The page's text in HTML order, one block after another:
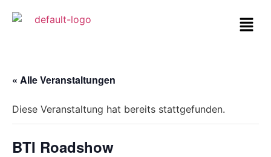
« Alle Veranstaltungen
Diese Veranstaltung hat bereits stattgefunden.
BTI Roadshow